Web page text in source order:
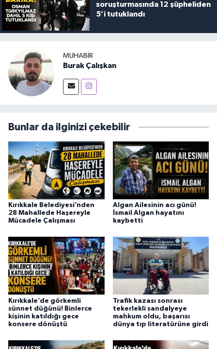
soruşturmasında 12 şüpheliden
5’i tutuklandı
MUHABIR
Burak Çalışkan
Bunlar da ilginizi çekebilir
Kırıkkale Belediyesi’nden
28 Mahallede Haşereyle
Mücadele Çalışması
Algan Ailesinin acı günü!
İsmail Algan hayatını
kaybetti
Kırıkkale’de görkemli
sünnet düğünü! Binlerce
kişinin katıldığı gece
konsere dönüştü
Trafik kazası sonrası
tekerlekli sandalyeye
mahkum oldu, başarısı
dünya tıp literatürüne girdi